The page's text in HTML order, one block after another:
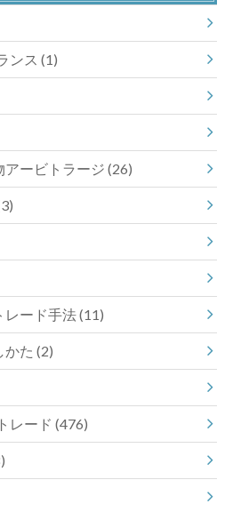
ンス (1)
アービトラージ (26)
ード手法(11)
た (2)
レード (476)